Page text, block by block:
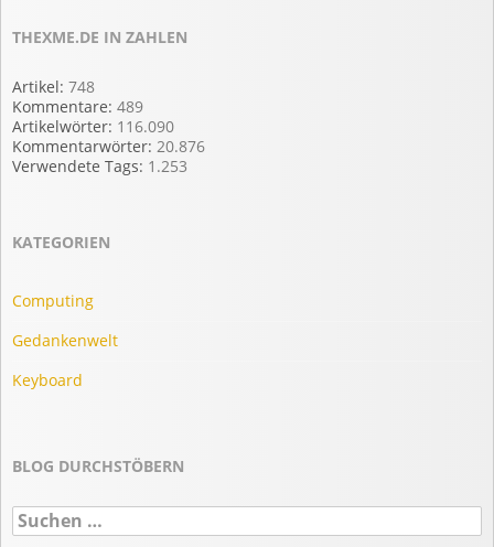
THEXME.DE IN ZAHLEN
Artikel: 748
Kommentare: 489
Artikelwörter: 116.090
Kommentarwörter: 20.876
Verwendete Tags: 1.253
KATEGORIEN
Computing
Gedankenwelt
Keyboard
BLOG DURCHSTÖBERN
Suchen
nach: